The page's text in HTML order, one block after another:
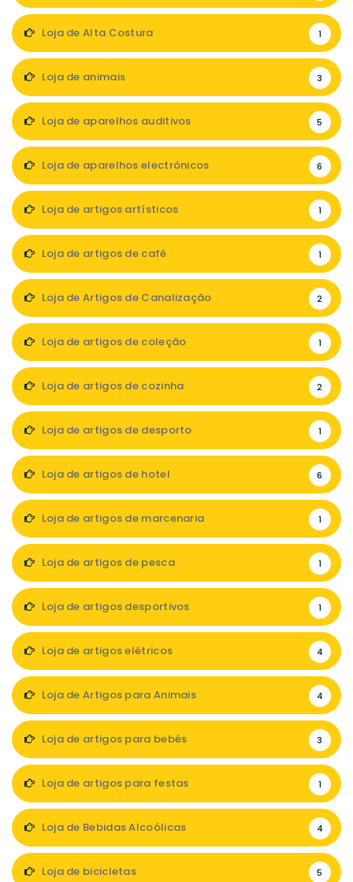
Loja de Alta Costura 1
Loja de animais 3
Loja de aparelhos auditivos 5
Loja de aparelhos electrónicos 6
Loja de artigos artísticos 1
Loja de artigos de café 1
Loja de Artigos de Canalização 2
Loja de artigos de coleção 1
Loja de artigos de cozinha 2
Loja de artigos de desporto 1
Loja de artigos de hotel 6
Loja de artigos de marcenaria 1
Loja de artigos de pesca 1
Loja de artigos desportivos 1
Loja de artigos elétricos 4
Loja de Artigos para Animais 4
Loja de artigos para bebés 3
Loja de artigos para festas 1
Loja de Bebidas Alcoólicas 4
Loja de bicicletas 5